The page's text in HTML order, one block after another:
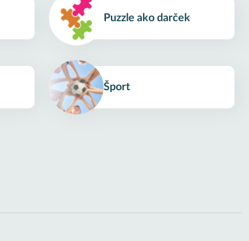
Puzzle ako darček
Šport